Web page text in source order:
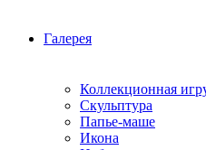
Галерея
Коллекционная
Скульптура
Папье-маше
Икона